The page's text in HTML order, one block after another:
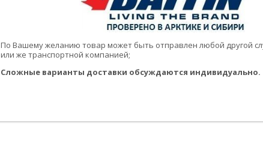
По Вашему желанию товар может быть отправлен любой другой
или же транспортной компанией;
Сложные варианты доставки обсуждаются индивидуально.